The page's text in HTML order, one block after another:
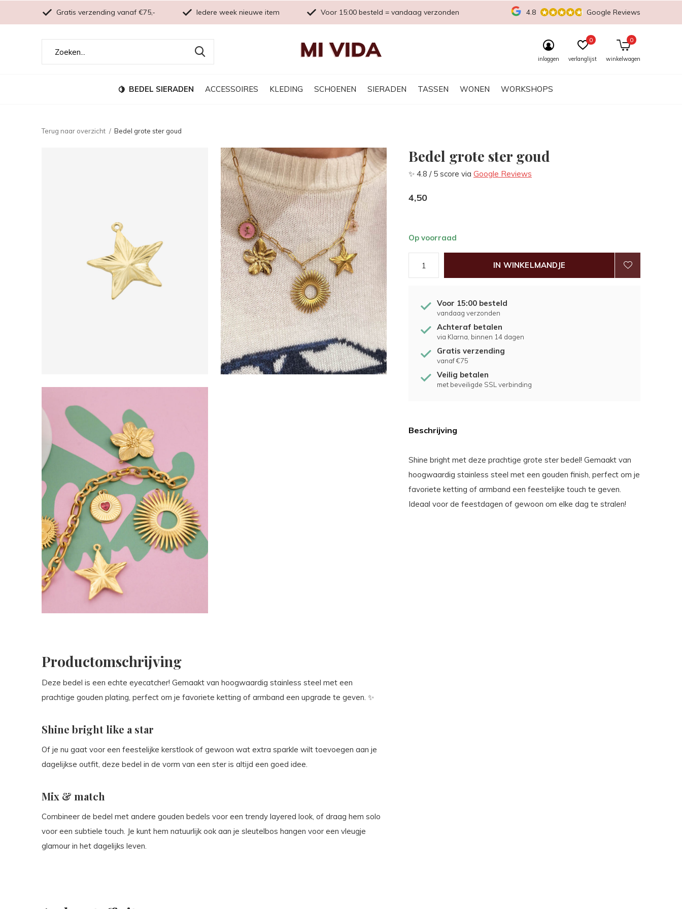
BEDEL SIERADEN ACCESSOIRES KLEDING SCHOENEN SIERADEN TASSEN WONEN WORKSHOPS
inloggen verlanglijst
0
winkelwagen
0
Gratis verzending vanaf €75,- Iedere week nieuwe item Voor 15:00 besteld = vandaag verzonden 4.8 Google Reviews
Terug naar overzicht Bedel grote ster goud
Bedel grote ster goud
✨ 4.8 / 5 score via Google Reviews
4,50
Op voorraad
IN WINKELMANDJE
Voor 15:00 besteld
vandaag verzonden
Achteraf betalen
via Klarna, binnen 14 dagen
Gratis verzending
vanaf €75
Veilig betalen
met beveiligde SSL verbinding
Beschrijving
Shine bright met deze prachtige grote ster bedel! Gemaakt van
hoogwaardig stainless steel met een gouden finish, perfect om je
favoriete ketting of armband een feestelijke touch te geven.
Ideaal voor de feestdagen of gewoon om elke dag te stralen!
Productomschrijving
Deze bedel is een echte eyecatcher! Gemaakt van hoogwaardig stainless steel met een
prachtige gouden plating, perfect om je favoriete ketting of armband een upgrade te geven. ✨
Shine bright like a star
Of je nu gaat voor een feestelijke kerstlook of gewoon wat extra sparkle wilt toevoegen aan je
dagelijkse outfit, deze bedel in de vorm van een ster is altijd een goed idee.
Mix & match
Combineer de bedel met andere gouden bedels voor een trendy layered look, of draag hem solo
voor een subtiele touch. Je kunt hem natuurlijk ook aan je sleutelbos hangen voor een vleugje
glamour in het dagelijks leven.